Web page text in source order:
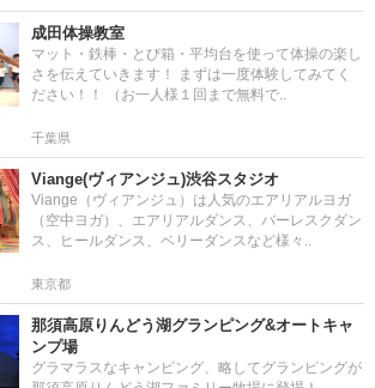
成田体操教室
マット・鉄棒・とび箱・平均台を使って体操の楽し
さを伝えていきます！ まずは一度体験してみてく
ださい！！ （お一人様１回まで無料で..
千葉県
Viange(ヴィアンジュ)渋谷スタジオ
Viange（ヴィアンジュ）は人気のエアリアルヨガ
（空中ヨガ）、エアリアルダンス、バーレスクダン
ス、ヒールダンス、ベリーダンスなど様々..
東京都
那須高原りんどう湖グランピング&オートキャ
ンプ場
グラマラスなキャンピング、略してグランピングが